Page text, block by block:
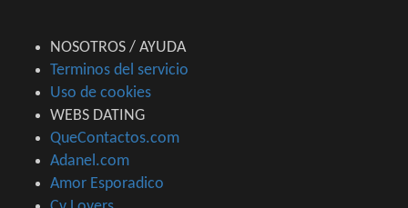
NOSOTROS / AYUDA
Terminos del servicio
Uso de cookies
WEBS DATING
QueContactos.com
Adanel.com
Amor Esporadico